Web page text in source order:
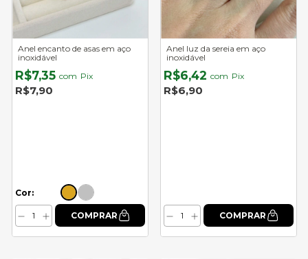
Anel encanto de asas em aço
inoxidável
R$7,35 com Pix
R$7,90
Cor:
Anel luz da sereia em aço
inoxidável
R$6,42 com Pix
R$6,90